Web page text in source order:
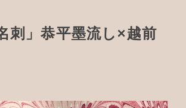
刺」恭平墨流し×越前